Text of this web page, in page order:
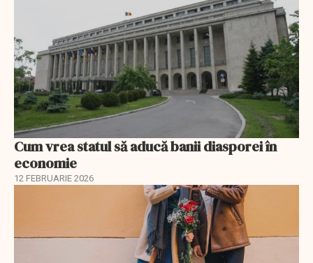
Cum vrea statul să aducă banii diasporei în
economie
12 FEBRUARIE 2026